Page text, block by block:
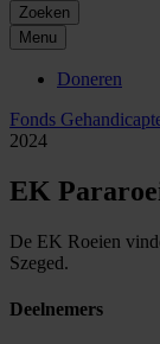
Zoeken
Menu
Doneren
Fonds
2024
EK
De EK Roeien
Szeged.
Deelnemers